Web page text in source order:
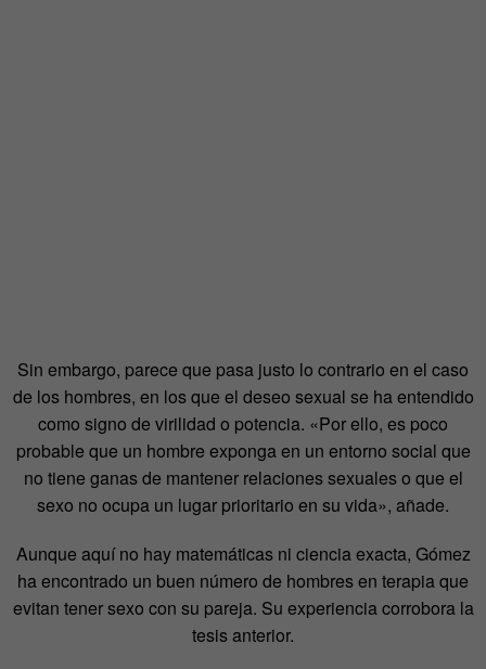
Sin embargo, parece que pasa justo lo contrario en el caso
de los hombres, en los que el deseo sexual se ha entendido
como signo de virilidad o potencia. «Por ello, es poco
probable que un hombre exponga en un entorno social que
no tiene ganas de mantener relaciones sexuales o que el
sexo no ocupa un lugar prioritario en su vida», añade.
Aunque aquí no hay matemáticas ni ciencia exacta, Gómez
ha encontrado un buen número de hombres en terapia que
evitan tener sexo con su pareja. Su experiencia corrobora la
tesis anterior.